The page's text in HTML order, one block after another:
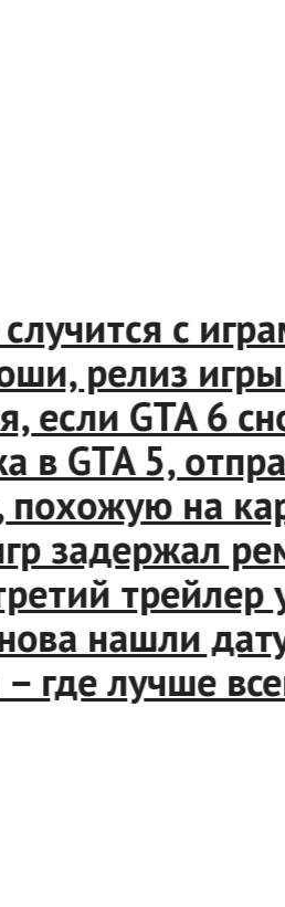
с
релиз игры
GTA 6
5,
на
трейлер
нашли дату
лучше